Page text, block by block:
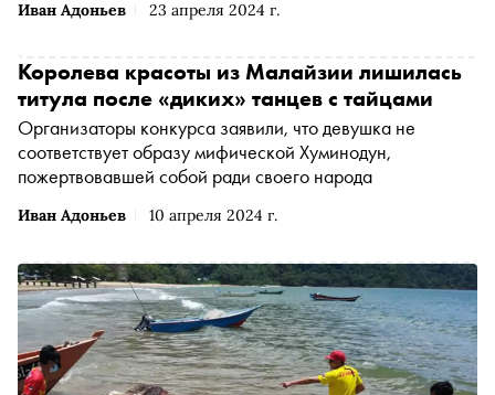
Иван Адоньев 23 апреля 2024 г.
Иван Адоньев 10 апреля 2024 г.
Королева красоты из Малайзии лишилась
титула после «диких» танцев с тайцами
Организаторы конкурса заявили, что девушка не
соответствует образу мифической Хуминодун,
пожертвовавшей собой ради своего народа